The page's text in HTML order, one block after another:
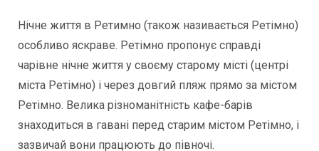
Нічне життя в Ретимно (також називається Ретімно)
особливо яскраве. Ретімно пропонує справді
чарівне нічне життя у своєму старому місті (центрі
міста Ретімно) і через довгий пляж прямо за містом
Ретімно. Велика різноманітність кафе-барів
знаходиться в гавані перед старим містом Ретімно, і
зазвичай вони працюють до півночі.